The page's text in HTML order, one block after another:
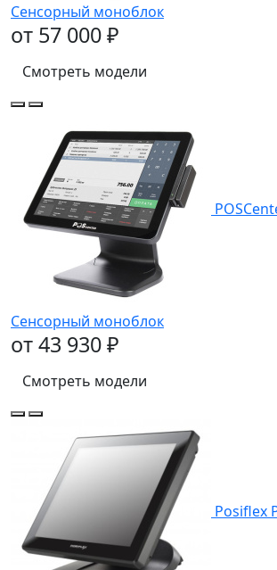
Сенсорный моноблок
от 57 000 ₽
Смотреть модели
Сенсорный моноблок
от 43 930 ₽
Смотреть модели
Posiflex